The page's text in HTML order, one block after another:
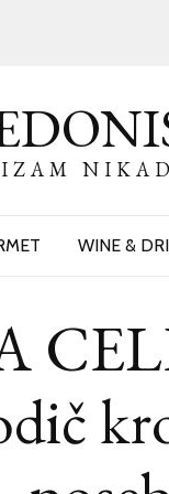
WINE &